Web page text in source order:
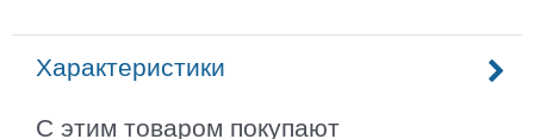
Характеристики
С этим товаром покупают